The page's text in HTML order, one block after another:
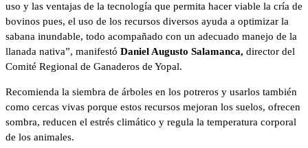
uso y las ventajas de la tecnología que permita hacer viable la cría de
bovinos pues, el uso de los recursos diversos ayuda a optimizar la
sabana inundable, todo acompañado con un adecuado manejo de la
llanada nativa”, manifestó Daniel Augusto Salamanca, director del
Comité Regional de Ganaderos de Yopal.
Recomienda la siembra de árboles en los potreros y usarlos también
como cercas vivas porque estos recursos mejoran los suelos, ofrecen
sombra, reducen el estrés climático y regula la temperatura corporal
de los animales.